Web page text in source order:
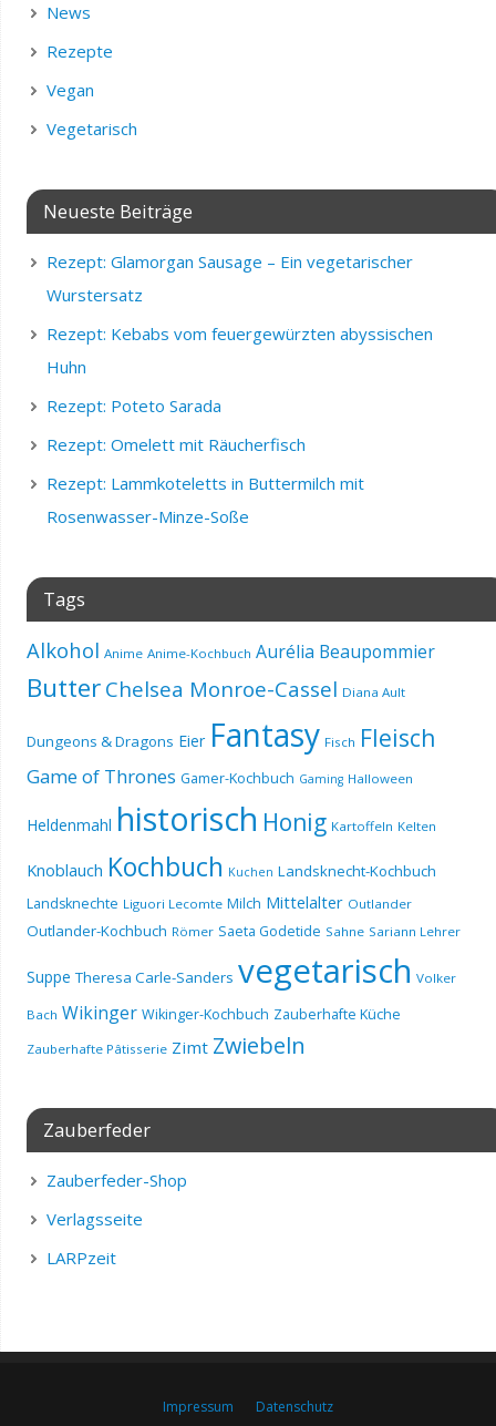
News
Rezepte
Vegan
Vegetarisch
Neueste Beiträge
Rezept: Glamorgan Sausage – Ein vegetarischer
Wurstersatz
Rezept: Kebabs vom feuergewürzten abyssischen
Huhn
Rezept: Poteto Sarada
Rezept: Omelett mit Räucherfisch
Rezept: Lammkoteletts in Buttermilch mit
Rosenwasser-Minze-Soße
Tags
Alkohol Anime Anime-Kochbuch Aurélia Beaupommier
Butter Chelsea Monroe-Cassel Diana Ault
Dungeons & Dragons Eier Fantasy Fisch Fleisch
Game of Thrones Gamer-Kochbuch Gaming Halloween
Heldenmahl historisch Honig Kartoffeln Kelten
Knoblauch Kochbuch Kuchen Landsknecht-Kochbuch
Landsknechte Liguori Lecomte Milch Mittelalter Outlander
Outlander-Kochbuch Römer Saeta Godetide Sahne Sariann Lehrer
Suppe Theresa Carle-Sanders vegetarisch Volker
Bach Wikinger Wikinger-Kochbuch Zauberhafte Küche
Zauberhafte Pâtisserie Zimt Zwiebeln
Zauberfeder
Zauberfeder-Shop
Verlagsseite
LARPzeit
Impressum
Datenschutz